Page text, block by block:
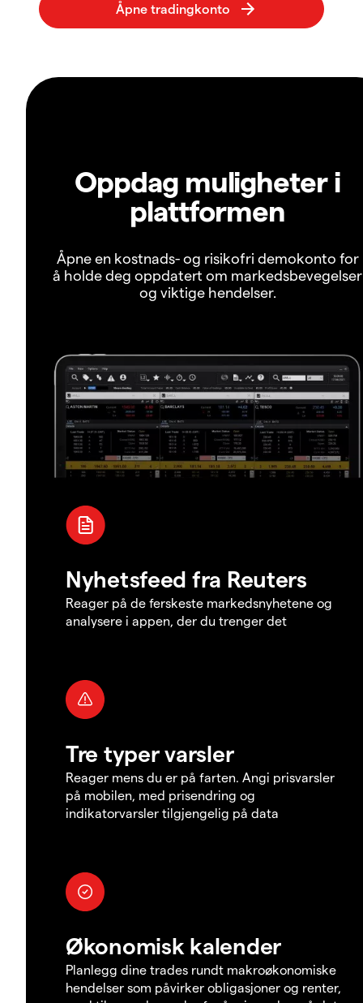
Oppdag muligheter i
plattformen
Åpne en kostnads- og risikofri demokonto for
å holde deg oppdatert om markedsbevegelser
og viktige hendelser.
Nyhetsfeed fra Reuters
Reager på de ferskeste markedsnyhetene og
analysere i appen, der du trenger det
Tre typer varsler
Reager mens du er på farten. Angi prisvarsler
på mobilen, med prisendring og
indikatorvarsler tilgjengelig på data
Økonomisk kalender
Planlegg dine trades rundt makroøkonomiske
hendelser som påvirker obligasjoner og renter,